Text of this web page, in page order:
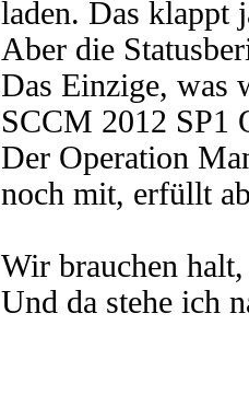
laden. Das klappt
Aber die
Das Einzige, was
SCCM 2012 SP1
Der Operation
noch mit, erfüllt
Wir brauchen
Und da stehe ich